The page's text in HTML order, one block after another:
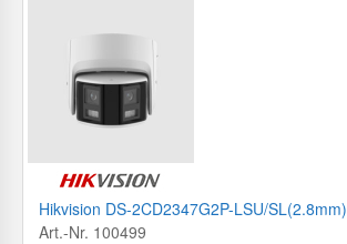
Hikvision DS-2CD2347G2P-LSU/SL(2.8mm)
Art.-Nr. 100499